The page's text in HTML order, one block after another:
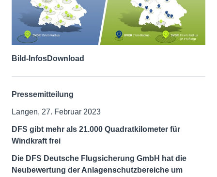
Bild-InfosDownload
Pressemitteilung
Langen, 27. Februar 2023
DFS gibt mehr als 21.000 Quadratkilometer für
Windkraft frei
Die DFS Deutsche Flugsicherung GmbH hat die
Neubewertung der Anlagenschutzbereiche um